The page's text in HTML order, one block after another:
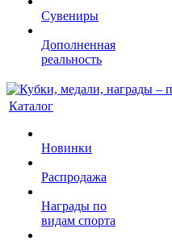
Сувениры
Дополненная
реальность
Каталог
Новинки
Распродажа
Награды по
видам спорта